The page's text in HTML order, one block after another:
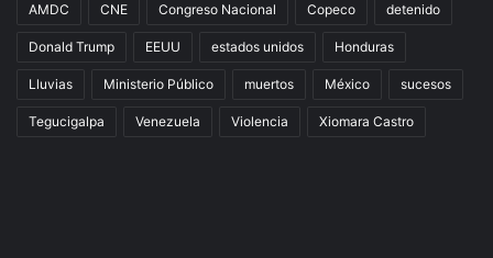
AMDC CNE Congreso Nacional Copeco detenido
Donald Trump EEUU estados unidos Honduras
Lluvias Ministerio Público muertos México sucesos
Tegucigalpa Venezuela Violencia Xiomara Castro